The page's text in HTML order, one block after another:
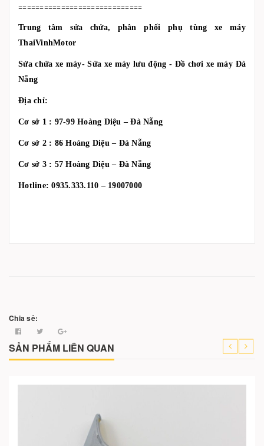
=============================
Trung tâm sửa chửa, phân phối phụ tùng xe máy
ThaiVinhMotor
Sửa chửa xe máy- Sửa xe máy lưu động - Đồ chơi xe máy Đà
Nẵng
Địa chỉ:
Cơ sở 1 : 97-99 Hoàng Diệu – Đà Nẵng
Cơ sở 2 : 86 Hoàng Diệu – Đà Nẵng
Cơ sở 3 : 57 Hoàng Diệu – Đà Nẵng
Hotline: 0935.333.110 – 19007000
Chia sẻ:
SẢN PHẨM LIÊN QUAN